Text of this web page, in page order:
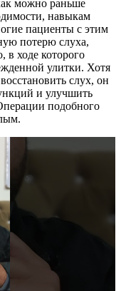
можно раньше
навыкам
пациенты с этим
потерю слуха,
в ходе которого
улитки. Хотя
слух, он
и улучшить
подобного